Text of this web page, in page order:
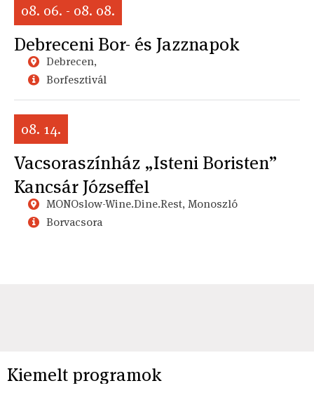
08. 06. - 08. 08.
Debreceni Bor- és Jazznapok
Debrecen,
Borfesztivál
08. 14.
Vacsoraszínház „Isteni Boristen”
Kancsár Józseffel
MONOslow-Wine.Dine.Rest, Monoszló
Borvacsora
Kiemelt programok